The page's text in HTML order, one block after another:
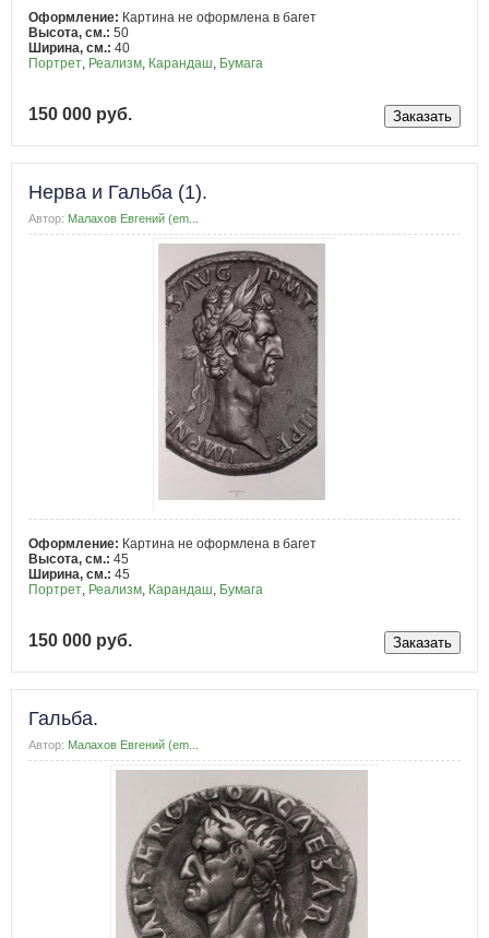
Оформление: Картина не оформлена в багет
Высота, см.: 50
Ширина, см.: 40
Портрет Реализм Карандаш Бумага
150 000 руб.
Нерва и Гальба (1).
Автор: Малахов Евгений (em...
Оформление: Картина не оформлена в багет
Высота, см.: 45
Ширина, см.: 45
Портрет, Реализм, Карандаш, Бумага
150 000 руб.
Гальба.
Автор: Малахов Евгений (em...